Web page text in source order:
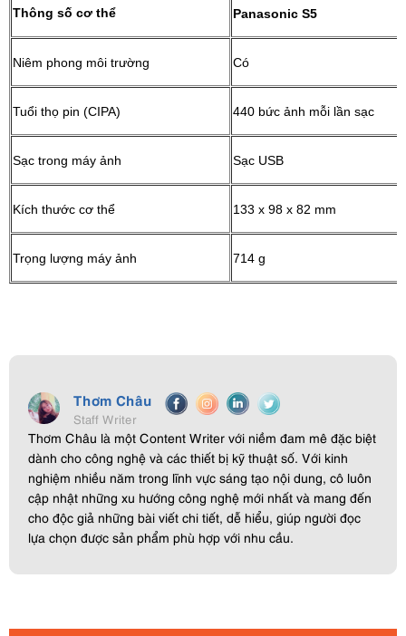
Thông số cơ thể Panasonic S5
Niêm phong môi trường Có
Tuổi thọ pin (CIPA) 440 bức ảnh mỗi lần sạc
Sạc trong máy ảnh Sạc USB
Kích thước cơ thể 133 x 98 x 82 mm
Trọng lượng máy ảnh 714 g
Thơm Châu
Staff Writer
Thơm Châu là một Content Writer với niềm đam mê đặc biệt
dành cho công nghệ và các thiết bị kỹ thuật số. Với kinh
nghiệm nhiều năm trong lĩnh vực sáng tạo nội dung, cô luôn
cập nhật những xu hướng công nghệ mới nhất và mang đến
cho độc giả những bài viết chi tiết, dễ hiểu, giúp người đọc
lựa chọn được sản phẩm phù hợp với nhu cầu.